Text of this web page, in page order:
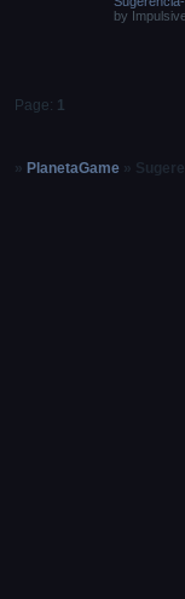
by
Page: 1
» PlanetaGame »